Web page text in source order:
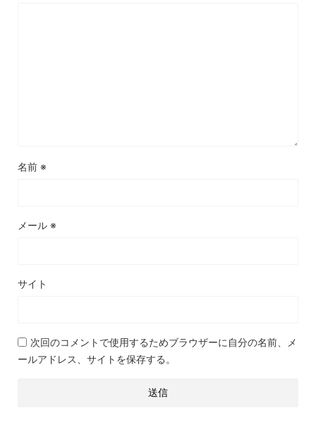
名前 ※
メール ※
サイト
次回のコメントで使用するためブラウザーに自分の名前、メ
ールアドレス、サイトを保存する。